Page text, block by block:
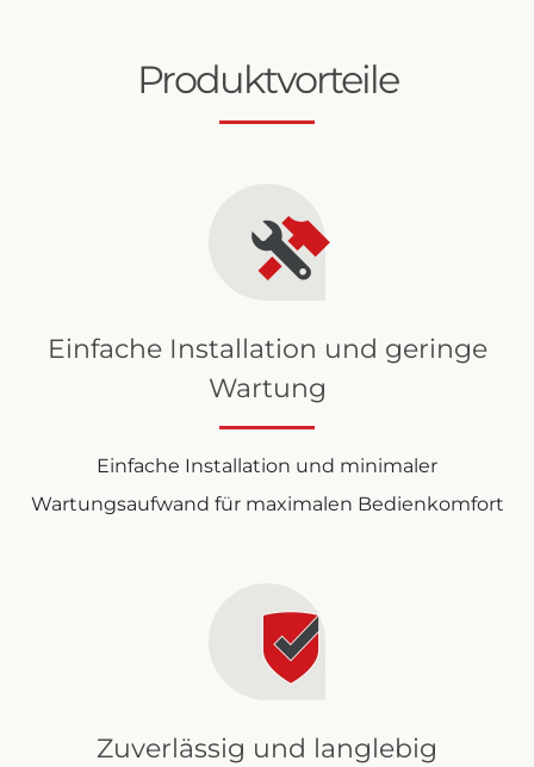
Produktvorteile
Einfache Installation und geringe
Wartung
Einfache Installation und minimaler
Wartungsaufwand für maximalen Bedienkomfort
Zuverlässig und langlebig